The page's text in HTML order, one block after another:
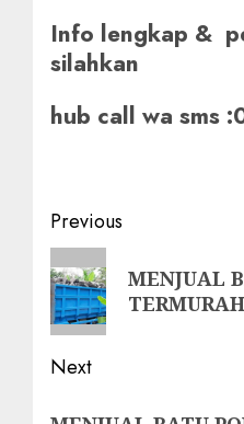
Info lengkap &
silahkan
hub call wa sms
Post
navigation
Previous
Previous
post:
MENJUAL
Next